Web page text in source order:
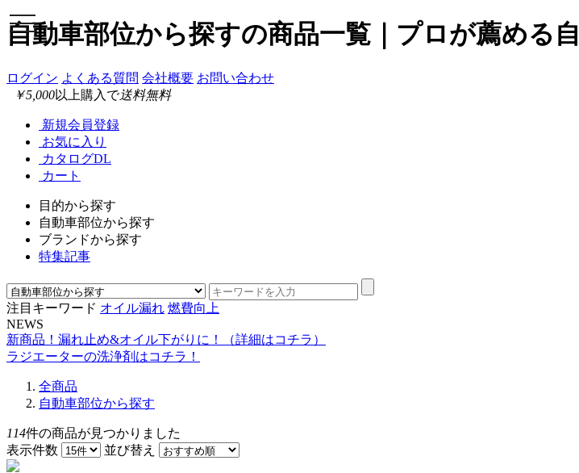
自動車部位から探すの商品一覧｜プロが薦める
ログイン よくある質問 会社概要 お問い合わせ
￥5,000以上購入で送料無料
新規会員登録
お気に入り
カタログDL
カート
目的から探す
自動車部位から探す
ブランドから探す
特集記事
注目キーワード オイル漏れ 燃費向上
NEWS
新商品！漏れ止め&オイル下がりに！（詳細はコチラ）
ラジエーターの洗浄剤はコチラ！
全商品
自動車部位から探す
114件の商品が見つかりました
表示件数
並び替え
toggle
navigation